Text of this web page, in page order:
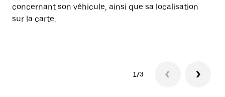
concernant son véhicule, ainsi que sa localisation
sur la carte.
1/3